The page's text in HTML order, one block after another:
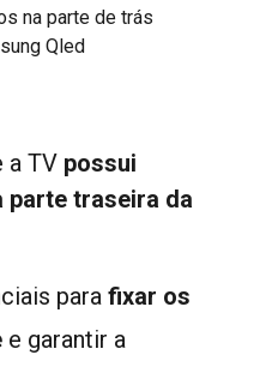
na parte de trás
Qled
a TV possui
parte traseira da
parafixar os
e garantir a